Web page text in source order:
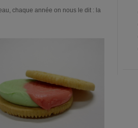
chaque année on nous le dit : la